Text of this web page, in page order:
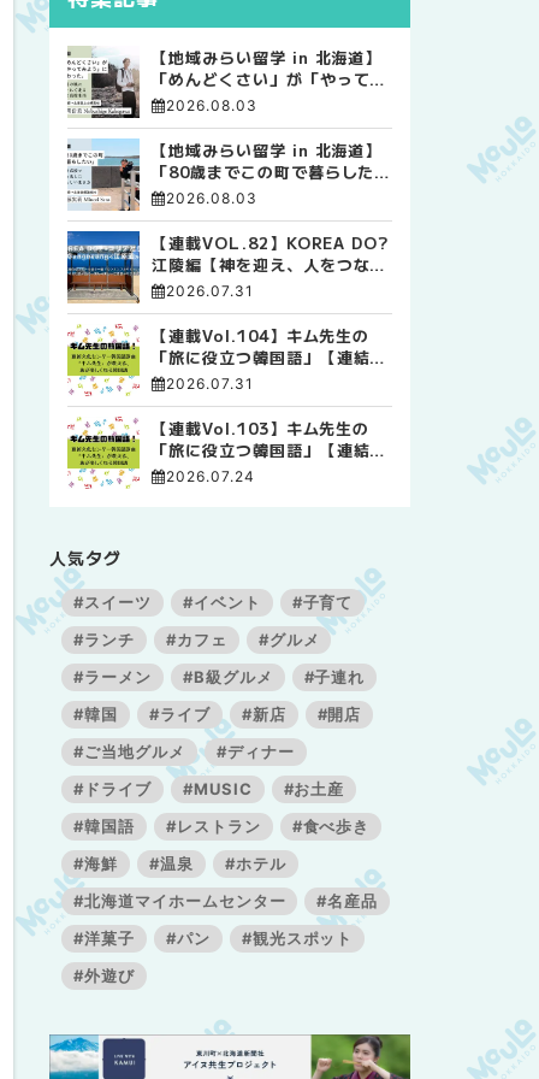
【地域みらい留学 in 北海道】
「めんどくさい」が「やってみ
よう」に変わった。 十勝の風
自由な高校生活
2026.08.03
【地域みらい留学 in 北海道】
「80歳までこの町で暮らした
い」 標津高校で踏み出した、
2026.08.03
【連載VOL.82】KOREA DO?
江陵編【神を迎え、人をつなぐ
時間 ― 江陵端午祭 】
2026.07.31
【連載Vol.104】キム先生の
「旅に役立つ韓国語」【連結語
尾について その4】
2026.07.31
【連載Vol.103】キム先生の
「旅に役立つ韓国語」【連結語
尾について その3】
2026.07.24
人気タグ
#スイーツ #イベント
#子育て
#ランチ
#カフェ
#グルメ
#ラーメン
#B級グルメ
#子連れ
#韓国
#ライブ #新店
#開店
#ご当地グルメ
#ディナー
#ドライブ
#MUSIC
#お土産
#韓国語
#レストラン
#食べ歩き
#海鮮
#温泉
#ホテル
#北海道マイホームセンター
#名産品
#洋菓子
#パン
#観光スポット
#外遊び